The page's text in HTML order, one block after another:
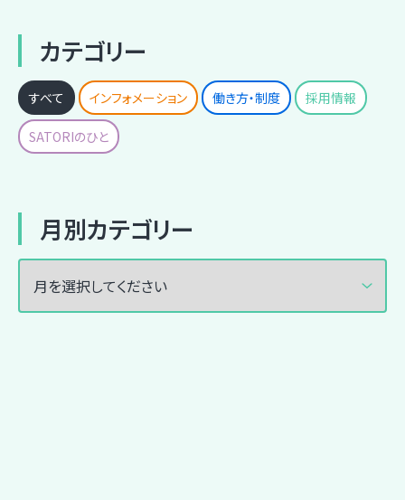
s
p
a
i
n
t
カテゴリー
すべて インフォメーション 働き方・制度 採用情報
SATORIのひと
月別カテゴリー